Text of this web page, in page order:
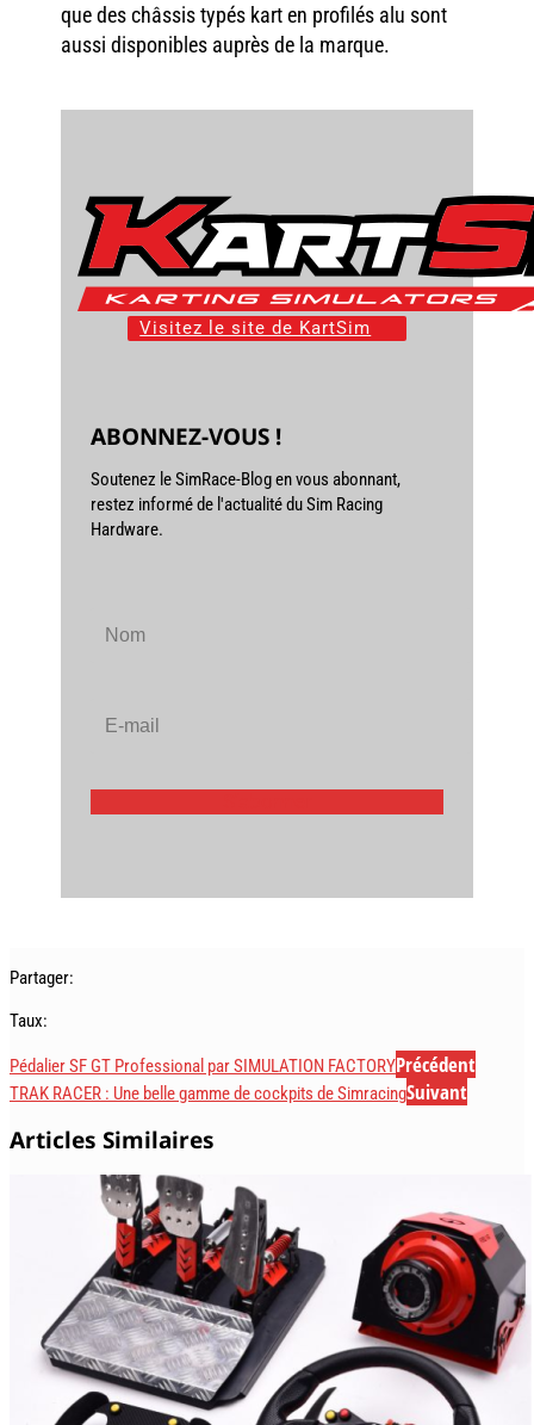
que des châssis typés kart en profilés alu sont
aussi disponibles auprès de la marque.
Visitez le site de KartSim
ABONNEZ-VOUS !
Soutenez le SimRace-Blog en vous abonnant,
restez informé de l'actualité du Sim Racing
Hardware.
Partager:
Taux:
Pédalier SF GT Professional par SIMULATION FACTORYPrécédent
TRAK RACER : Une belle gamme de cockpits de SimracingSuivant
Articles Similaires